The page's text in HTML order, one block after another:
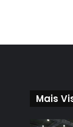
Mais